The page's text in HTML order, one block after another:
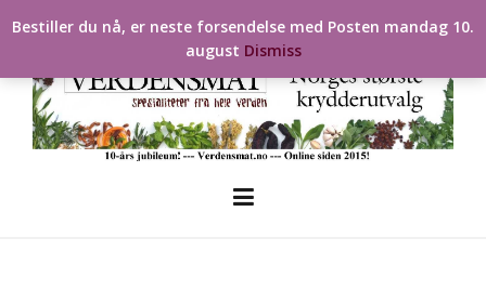
toBestiller du nå, er neste forsendelse med Posten mandag 10.
august Dismiss